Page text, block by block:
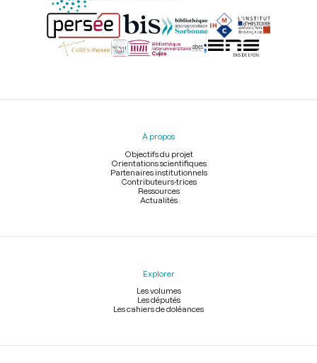
Menu
À propos
Objectifs du projet
Orientations scientifiques
Partenaires institutionnels
Contributeurs-trices
Ressources
Actualités
Explorer
Les volumes
Les députés
Les cahiers de doléances